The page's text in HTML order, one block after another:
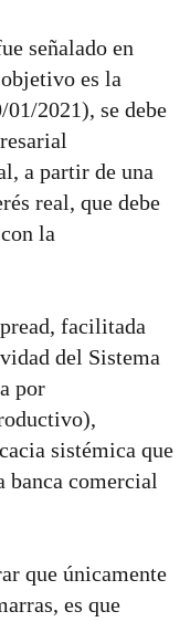
señalado en
es la
2021), se debe
a partir de una
real, que debe
la
facilitada
del Sistema
por
sistémica que
banca comercial
que únicamente
es que